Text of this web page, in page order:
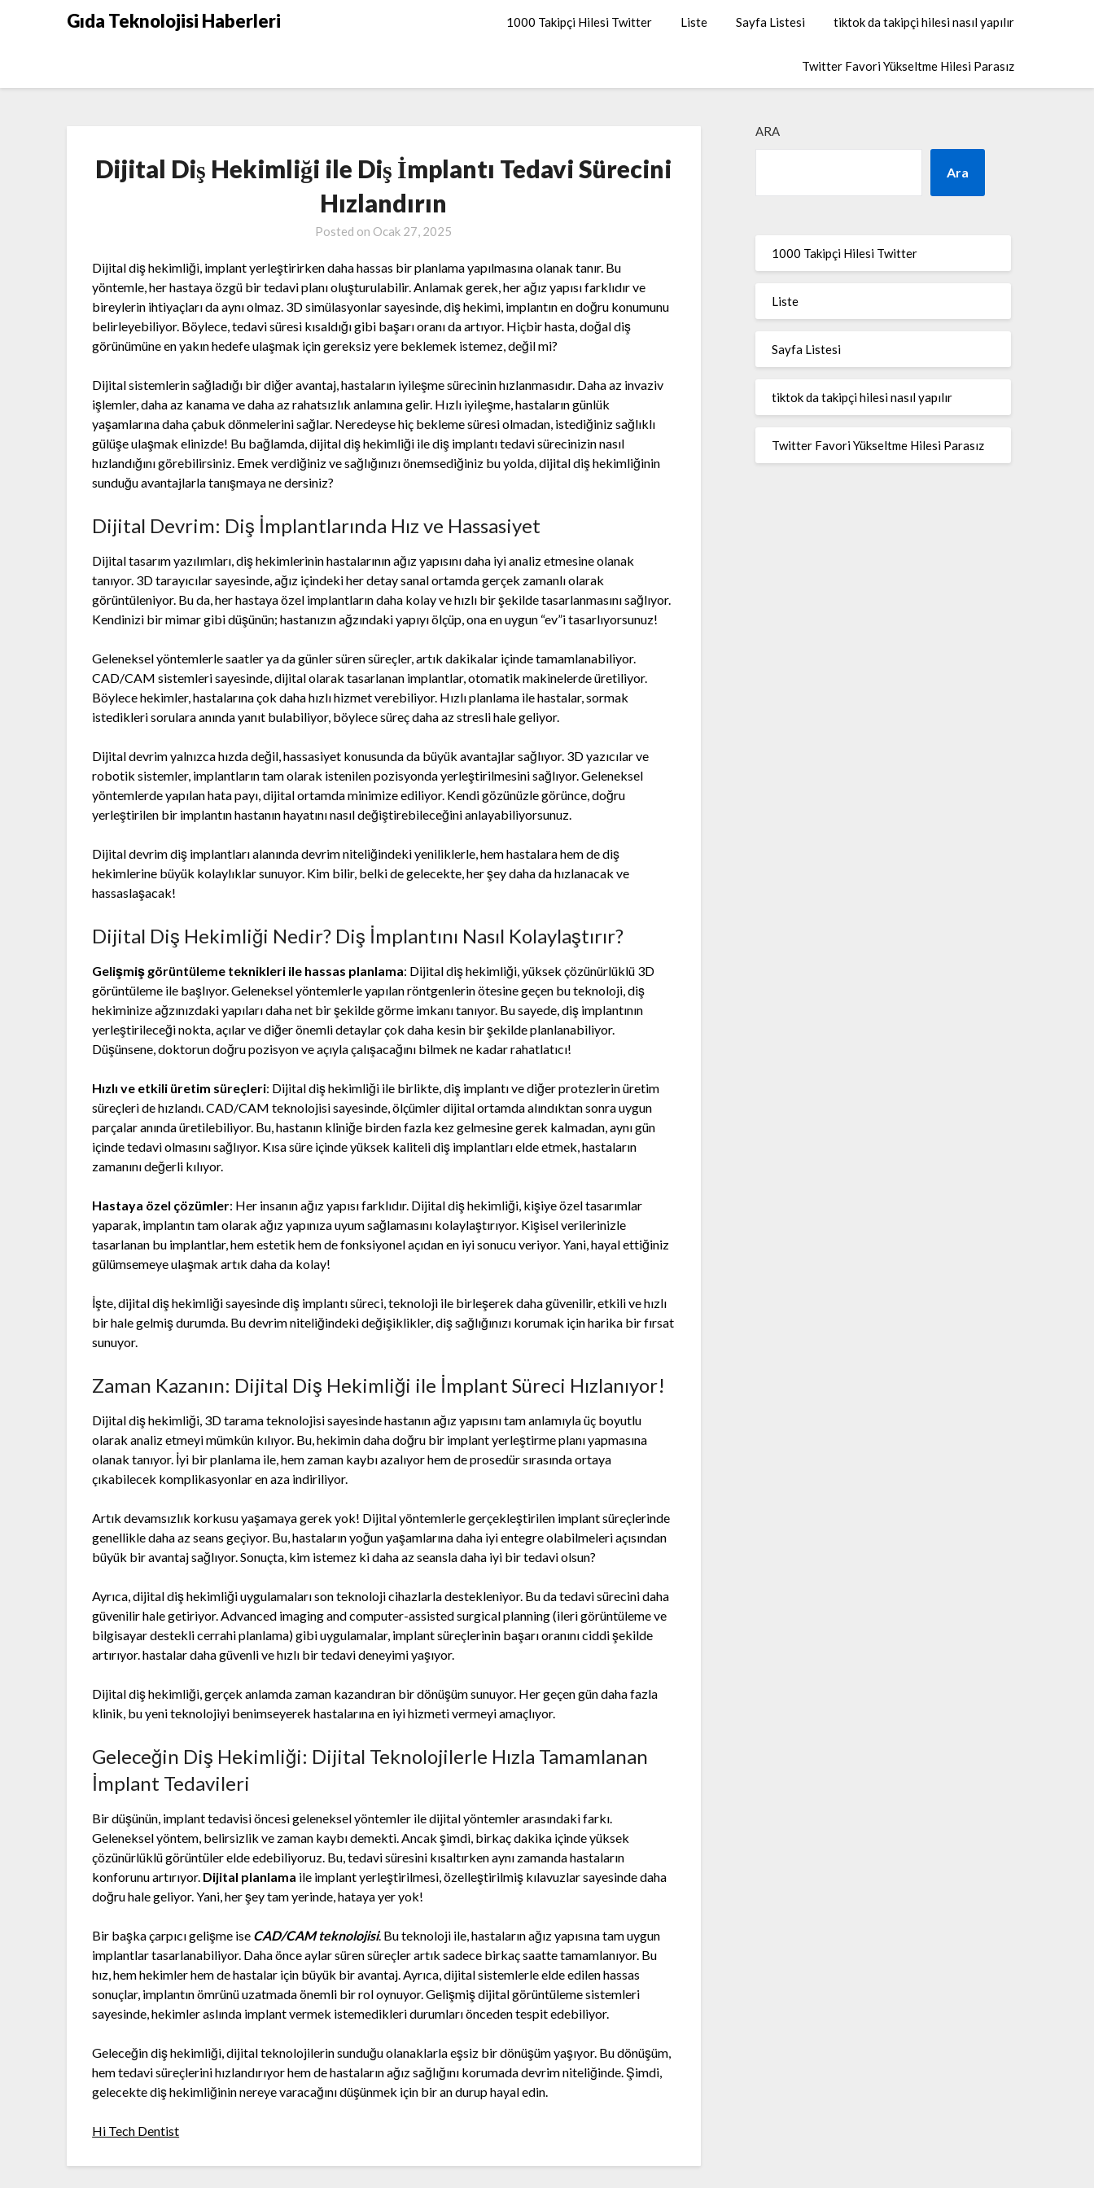
Gıda Teknolojisi Haberleri 1000 Takipçi Hilesi Twitter Liste Sayfa Listesi tiktok da takipçi hilesi nasıl yapılır
Twitter Favori Yükseltme Hilesi Parasız
Dijital Diş Hekimliği ile Diş İmplantı Tedavi Sürecini
Hızlandırın
Posted on Ocak 27, 2025
Dijital diş hekimliği, implant yerleştirirken daha hassas bir planlama yapılmasına olanak tanır. Bu
yöntemle, her hastaya özgü bir tedavi planı oluşturulabilir. Anlamak gerek, her ağız yapısı farklıdır ve
bireylerin ihtiyaçları da aynı olmaz. 3D simülasyonlar sayesinde, diş hekimi, implantın en doğru konumunu
belirleyebiliyor. Böylece, tedavi süresi kısaldığı gibi başarı oranı da artıyor. Hiçbir hasta, doğal diş
görünümüne en yakın hedefe ulaşmak için gereksiz yere beklemek istemez, değil mi?
Dijital sistemlerin sağladığı bir diğer avantaj, hastaların iyileşme sürecinin hızlanmasıdır. Daha az invaziv
işlemler, daha az kanama ve daha az rahatsızlık anlamına gelir. Hızlı iyileşme, hastaların günlük
yaşamlarına daha çabuk dönmelerini sağlar. Neredeyse hiç bekleme süresi olmadan, istediğiniz sağlıklı
gülüşe ulaşmak elinizde! Bu bağlamda, dijital diş hekimliği ile diş implantı tedavi sürecinizin nasıl
hızlandığını görebilirsiniz. Emek verdiğiniz ve sağlığınızı önemsediğiniz bu yolda, dijital diş hekimliğinin
sunduğu avantajlarla tanışmaya ne dersiniz?
Dijital Devrim: Diş İmplantlarında Hız ve Hassasiyet
Dijital tasarım yazılımları, diş hekimlerinin hastalarının ağız yapısını daha iyi analiz etmesine olanak
tanıyor. 3D tarayıcılar sayesinde, ağız içindeki her detay sanal ortamda gerçek zamanlı olarak
görüntüleniyor. Bu da, her hastaya özel implantların daha kolay ve hızlı bir şekilde tasarlanmasını sağlıyor.
Kendinizi bir mimar gibi düşünün; hastanızın ağzındaki yapıyı ölçüp, ona en uygun “ev”i tasarlıyorsunuz!
Geleneksel yöntemlerle saatler ya da günler süren süreçler, artık dakikalar içinde tamamlanabiliyor.
CAD/CAM sistemleri sayesinde, dijital olarak tasarlanan implantlar, otomatik makinelerde üretiliyor.
Böylece hekimler, hastalarına çok daha hızlı hizmet verebiliyor. Hızlı planlama ile hastalar, sormak
istedikleri sorulara anında yanıt bulabiliyor, böylece süreç daha az stresli hale geliyor.
Dijital devrim yalnızca hızda değil, hassasiyet konusunda da büyük avantajlar sağlıyor. 3D yazıcılar ve
robotik sistemler, implantların tam olarak istenilen pozisyonda yerleştirilmesini sağlıyor. Geleneksel
yöntemlerde yapılan hata payı, dijital ortamda minimize ediliyor. Kendi gözünüzle görünce, doğru
yerleştirilen bir implantın hastanın hayatını nasıl değiştirebileceğini anlayabiliyorsunuz.
Dijital devrim diş implantları alanında devrim niteliğindeki yeniliklerle, hem hastalara hem de diş
hekimlerine büyük kolaylıklar sunuyor. Kim bilir, belki de gelecekte, her şey daha da hızlanacak ve
hassaslaşacak!
Dijital Diş Hekimliği Nedir? Diş İmplantını Nasıl Kolaylaştırır?
Gelişmiş görüntüleme teknikleri ile hassas planlama: Dijital diş hekimliği, yüksek çözünürlüklü 3D
görüntüleme ile başlıyor. Geleneksel yöntemlerle yapılan röntgenlerin ötesine geçen bu teknoloji, diş
hekiminize ağzınızdaki yapıları daha net bir şekilde görme imkanı tanıyor. Bu sayede, diş implantının
yerleştirileceği nokta, açılar ve diğer önemli detaylar çok daha kesin bir şekilde planlanabiliyor.
Düşünsene, doktorun doğru pozisyon ve açıyla çalışacağını bilmek ne kadar rahatlatıcı!
Hızlı ve etkili üretim süreçleri: Dijital diş hekimliği ile birlikte, diş implantı ve diğer protezlerin üretim
süreçleri de hızlandı. CAD/CAM teknolojisi sayesinde, ölçümler dijital ortamda alındıktan sonra uygun
parçalar anında üretilebiliyor. Bu, hastanın kliniğe birden fazla kez gelmesine gerek kalmadan, aynı gün
içinde tedavi olmasını sağlıyor. Kısa süre içinde yüksek kaliteli diş implantları elde etmek, hastaların
zamanını değerli kılıyor.
Hastaya özel çözümler: Her insanın ağız yapısı farklıdır. Dijital diş hekimliği, kişiye özel tasarımlar
yaparak, implantın tam olarak ağız yapınıza uyum sağlamasını kolaylaştırıyor. Kişisel verilerinizle
tasarlanan bu implantlar, hem estetik hem de fonksiyonel açıdan en iyi sonucu veriyor. Yani, hayal ettiğiniz
gülümsemeye ulaşmak artık daha da kolay!
İşte, dijital diş hekimliği sayesinde diş implantı süreci, teknoloji ile birleşerek daha güvenilir, etkili ve hızlı
bir hale gelmiş durumda. Bu devrim niteliğindeki değişiklikler, diş sağlığınızı korumak için harika bir fırsat
sunuyor.
Zaman Kazanın: Dijital Diş Hekimliği ile İmplant Süreci Hızlanıyor!
Dijital diş hekimliği, 3D tarama teknolojisi sayesinde hastanın ağız yapısını tam anlamıyla üç boyutlu
olarak analiz etmeyi mümkün kılıyor. Bu, hekimin daha doğru bir implant yerleştirme planı yapmasına
olanak tanıyor. İyi bir planlama ile, hem zaman kaybı azalıyor hem de prosedür sırasında ortaya
çıkabilecek komplikasyonlar en aza indiriliyor.
Artık devamsızlık korkusu yaşamaya gerek yok! Dijital yöntemlerle gerçekleştirilen implant süreçlerinde
genellikle daha az seans geçiyor. Bu, hastaların yoğun yaşamlarına daha iyi entegre olabilmeleri açısından
büyük bir avantaj sağlıyor. Sonuçta, kim istemez ki daha az seansla daha iyi bir tedavi olsun?
Ayrıca, dijital diş hekimliği uygulamaları son teknoloji cihazlarla destekleniyor. Bu da tedavi sürecini daha
güvenilir hale getiriyor. Advanced imaging and computer-assisted surgical planning (ileri görüntüleme ve
bilgisayar destekli cerrahi planlama) gibi uygulamalar, implant süreçlerinin başarı oranını ciddi şekilde
artırıyor. hastalar daha güvenli ve hızlı bir tedavi deneyimi yaşıyor.
Dijital diş hekimliği, gerçek anlamda zaman kazandıran bir dönüşüm sunuyor. Her geçen gün daha fazla
klinik, bu yeni teknolojiyi benimseyerek hastalarına en iyi hizmeti vermeyi amaçlıyor.
Geleceğin Diş Hekimliği: Dijital Teknolojilerle Hızla Tamamlanan
İmplant Tedavileri
Bir düşünün, implant tedavisi öncesi geleneksel yöntemler ile dijital yöntemler arasındaki farkı.
Geleneksel yöntem, belirsizlik ve zaman kaybı demekti. Ancak şimdi, birkaç dakika içinde yüksek
çözünürlüklü görüntüler elde edebiliyoruz. Bu, tedavi süresini kısaltırken aynı zamanda hastaların
konforunu artırıyor. Dijital planlama ile implant yerleştirilmesi, özelleştirilmiş kılavuzlar sayesinde daha
doğru hale geliyor. Yani, her şey tam yerinde, hataya yer yok!
Bir başka çarpıcı gelişme ise CAD/CAM teknolojisi. Bu teknoloji ile, hastaların ağız yapısına tam uygun
implantlar tasarlanabiliyor. Daha önce aylar süren süreçler artık sadece birkaç saatte tamamlanıyor. Bu
hız, hem hekimler hem de hastalar için büyük bir avantaj. Ayrıca, dijital sistemlerle elde edilen hassas
sonuçlar, implantın ömrünü uzatmada önemli bir rol oynuyor. Gelişmiş dijital görüntüleme sistemleri
sayesinde, hekimler aslında implant vermek istemedikleri durumları önceden tespit edebiliyor.
Geleceğin diş hekimliği, dijital teknolojilerin sunduğu olanaklarla eşsiz bir dönüşüm yaşıyor. Bu dönüşüm,
hem tedavi süreçlerini hızlandırıyor hem de hastaların ağız sağlığını korumada devrim niteliğinde. Şimdi,
gelecekte diş hekimliğinin nereye varacağını düşünmek için bir an durup hayal edin.
Hi Tech Dentist
ARA
Ara
1000 Takipçi Hilesi Twitter
Liste
Sayfa Listesi
tiktok da takipçi hilesi nasıl yapılır
Twitter Favori Yükseltme Hilesi Parasız